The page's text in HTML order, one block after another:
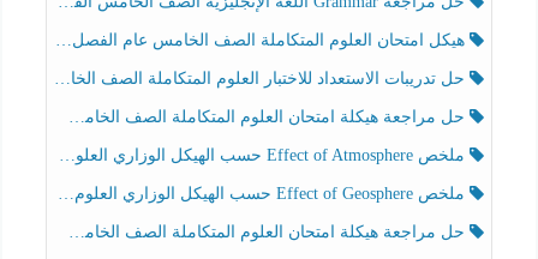
هيكل امتحان العلوم المتكاملة الصف الخامس عام الفصل الدراسي الثالث 2025-2026
حل تدريبات الاستعداد للاختبار العلوم المتكاملة الصف الخامس عام الفصل الثالث
حل مراجعة هيكلة امتحان العلوم المتكاملة الصف الخامس انسبير الفصل الثالث
ملخص Effect of Atmosphere حسب الهيكل الوزاري العلوم المتكاملة الصف الخامس انسبير الفصل الثالث
ملخص Effect of Geosphere حسب الهيكل الوزاري العلوم المتكاملة الصف الخامس انسبير الفصل الثالث
حل مراجعة هيكلة امتحان العلوم المتكاملة الصف الخامس عام الفصل الثالث